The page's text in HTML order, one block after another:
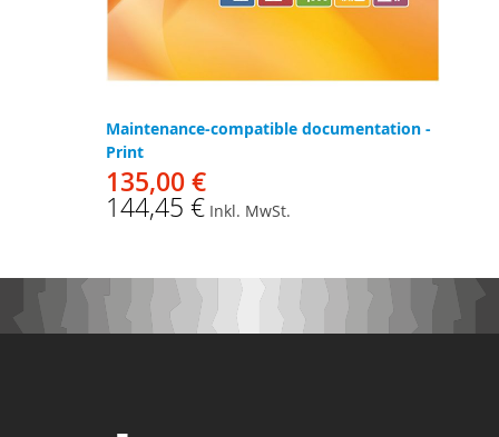
Maintenance-compatible documentation -
Print
135,00 €
144,45 € Inkl. MwSt.